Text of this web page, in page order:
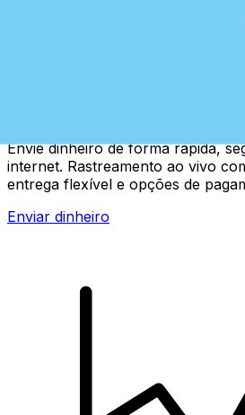
Envie dinheiro de forma rápida,
internet. Rastreamento ao vivo
entrega flexível e opções de
Enviar dinheiro